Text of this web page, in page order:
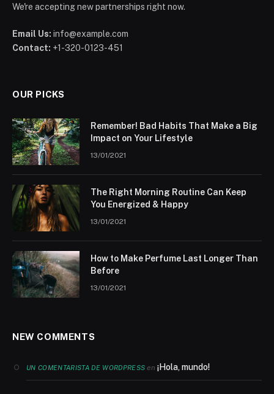
We're accepting new partnerships right now.
Email Us: info@example.com
Contact: +1-320-0123-451
OUR PICKS
Remember! Bad Habits That Make a Big
Impact on Your Lifestyle
13/01/2021
The Right Morning Routine Can Keep
You Energized & Happy
13/01/2021
How to Make Perfume Last Longer Than
Before
13/01/2021
NEW COMMENTS
UN COMENTARISTA DE WORDPRESS en¡Hola, mundo!